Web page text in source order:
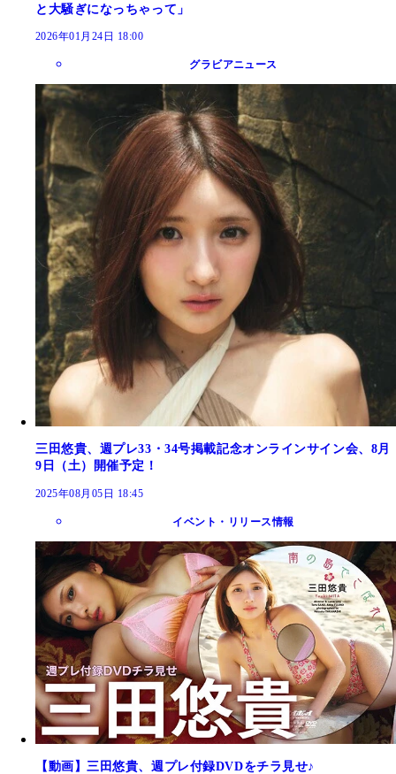
と大騒ぎになっちゃって」
2026年01月24日 18:00
グラビアニュース
三田悠貴、週プレ33・34号掲載記念オンラインサイン会、8月
9日（土）開催予定！
2025年08月05日 18:45
イベント・リリース情報
【動画】三田悠貴、週プレ付録DVDをチラ見せ♪